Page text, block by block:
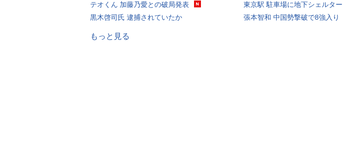
テオくん 加藤乃愛との破局発表
黒木啓司氏 逮捕されていたか
東京駅 駐車場に地下シェルター
張本智和 中国勢撃破で8強入り
もっと見る